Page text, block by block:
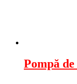
Pompă